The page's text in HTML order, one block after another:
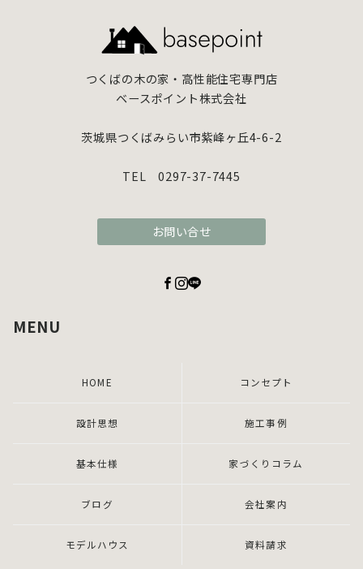
つくばの木の家・高性能住宅専門店
ベースポイント株式会社
茨城県つくばみらい市紫峰ヶ丘4-6-2
TEL 0297-37-7445
お問い合せ
MENU
HOME コンセプト
設計思想 施工事例
基本仕様 家づくりコラム
ブログ 会社案内
モデルハウス 資料請求